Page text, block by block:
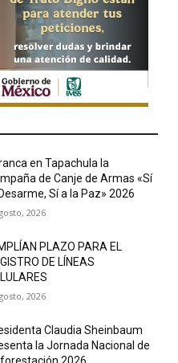
en Tapachula la
de Canje de Armas «Sí
Sí a la Paz» 2026
2026
PLAZO PARA EL
DE LÍNEAS
2026
Claudia Sheinbaum
la Jornada Nacional de